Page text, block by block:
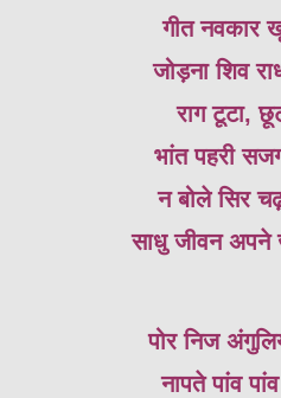
गीत नवकार
जोड़ना शिव
राग टूटा,
भांत पहरी
न बोले सिर
साधु जीवन
पोर निज
नापते पांव